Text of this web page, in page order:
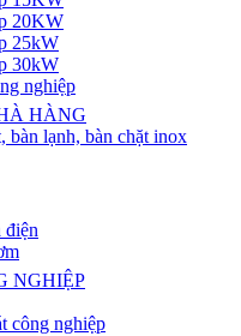
20KW
25kW
30kW
nghiệp
HÀNG
bàn lạnh, bàn chặt inox
điện
NGHIỆP
công nghiệp